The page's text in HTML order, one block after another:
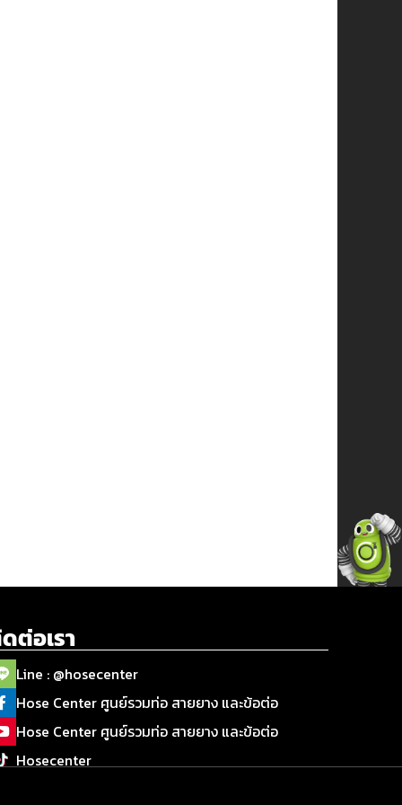
ต่อเรา
Line : @hosecenter
Hose Center ศูนย์รวมท่อ สายยาง และข้อต่อ
Hose Center ศูนย์รวมท่อ สายยาง และข้อต่อ
Hosecenter